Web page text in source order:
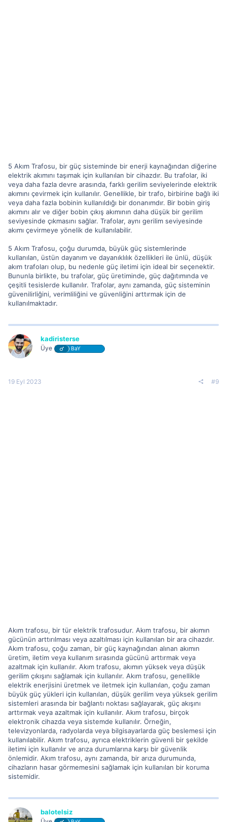
5 Akım Trafosu, bir güç sisteminde bir enerji kaynağından diğerine
elektrik akımını taşımak için kullanılan bir cihazdır. Bu trafolar, iki
veya daha fazla devre arasında, farklı gerilim seviyelerinde elektrik
akımını çevirmek için kullanılır. Genellikle, bir trafo, birbirine bağlı iki
veya daha fazla bobinin kullanıldığı bir donanımdır. Bir bobin giriş
akımını alır ve diğer bobin çıkış akımının daha düşük bir gerilim
seviyesinde çıkmasını sağlar. Trafolar, aynı gerilim seviyesinde
akımı çevirmeye yönelik de kullanılabilir.
5 Akım Trafosu, çoğu durumda, büyük güç sistemlerinde
kullanılan, üstün dayanım ve dayanıklılık özellikleri ile ünlü, düşük
akım trafoları olup, bu nedenle güç iletimi için ideal bir seçenektir.
Bununla birlikte, bu trafolar, güç üretiminde, güç dağıtımında ve
çeşitli tesislerde kullanılır. Trafolar, aynı zamanda, güç sisteminin
güvenilirliğini, verimliliğini ve güvenliğini arttırmak için de
kullanılmaktadır.
kadiristerse
Üye BaY
19 Eyl 2023 #9
Akım trafosu, bir tür elektrik trafosudur. Akım trafosu, bir akımın
gücünün arttırılması veya azaltılması için kullanılan bir ara cihazdır.
Akım trafosu, çoğu zaman, bir güç kaynağından alınan akımın
üretim, iletim veya kullanım sırasında gücünü arttırmak veya
azaltmak için kullanılır. Akım trafosu, akımın yüksek veya düşük
gerilim çıkışını sağlamak için kullanılır. Akım trafosu, genellikle
elektrik enerjisini üretmek ve iletmek için kullanılan, çoğu zaman
büyük güç yükleri için kullanılan, düşük gerilim veya yüksek gerilim
sistemleri arasında bir bağlantı noktası sağlayarak, güç akışını
arttırmak veya azaltmak için kullanılır. Akım trafosu, birçok
elektronik cihazda veya sistemde kullanılır. Örneğin,
televizyonlarda, radyolarda veya bilgisayarlarda güç beslemesi için
kullanılabilir. Akım trafosu, ayrıca elektriklerin güvenli bir şekilde
iletimi için kullanılır ve arıza durumlarına karşı bir güvenlik
önlemidir. Akım trafosu, aynı zamanda, bir arıza durumunda,
cihazların hasar görmemesini sağlamak için kullanılan bir koruma
sistemidir.
balotelsiz